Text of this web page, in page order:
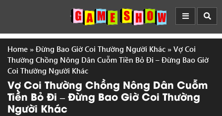
Home » Đừng Bao Giờ Coi Thường Người Khác » Vợ Coi
Thường Chồng Nông Dân Cuỗm Tiền Bỏ Đi – Đừng Bao Giờ
Coi Thường Người Khác
Vợ Coi Thường Chồng Nông Dân Cuỗm
Tiền Bỏ Đi – Đừng Bao Giờ Coi Thường
Người Khác